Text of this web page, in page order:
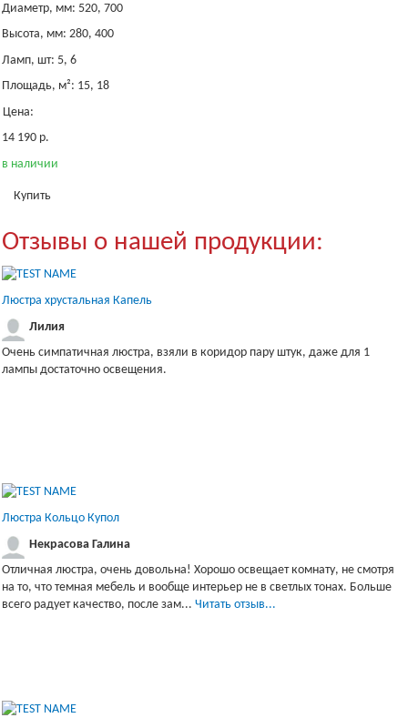
Диаметр, мм: 520, 700
Высота, мм: 280, 400
Ламп, шт: 5, 6
Площадь, м²: 15, 18
Цена:
14 190 р.
в наличии
Купить
Отзывы о нашей продукции:
Люстра хрустальная Капель
Лилия
Очень симпатичная люстра, взяли в коридор пару штук, даже для 1
лампы достаточно освещения.
Люстра Кольцо Купол
Некрасова Галина
Отличная люстра, очень довольна! Хорошо освещает комнату, не смотря
на то, что темная мебель и вообще интерьер не в светлых тонах. Больше
всего радует качество, после зам... Читать отзыв...